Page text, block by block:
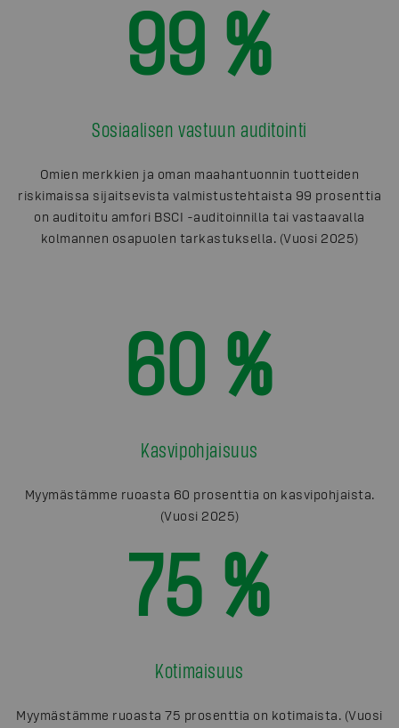
99 %
Sosiaalisen vastuun auditointi
Omien merkkien ja oman maahantuonnin tuotteiden
riskimaissa sijaitsevista valmistustehtaista 99 prosenttia
on auditoitu amfori BSCI -auditoinnilla tai vastaavalla
kolmannen osapuolen tarkastuksella. (Vuosi 2025)
60 %
Kasvipohjaisuus
Myymästämme ruoasta 60 prosenttia on kasvipohjaista.
(Vuosi 2025)
75 %
Kotimaisuus
Myymästämme ruoasta 75 prosenttia on kotimaista. (Vuosi